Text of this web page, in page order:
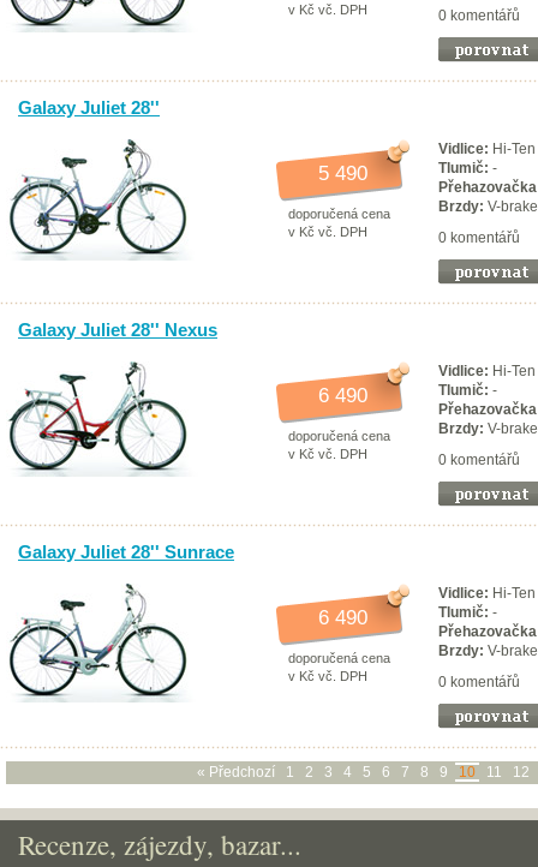
v Kč vč. DPH
0 komentářů
Galaxy Juliet 28''
5 490
doporučená cena
v Kč vč. DPH
Vidlice: Hi-Ten
Tlumič: -
Brzdy: V-
0 komentářů
Galaxy Juliet 28'' Nexus
6 490
doporučená cena
v Kč vč. DPH
Vidlice: Hi-Ten
Tlumič: -
Brzdy: V-
0 komentářů
Galaxy Juliet 28'' Sunrace
6 490
doporučená cena
v Kč vč. DPH
Vidlice: Hi-Ten
Tlumič: -
Brzdy: V-
0 komentářů
« Předchozí 1 2 3 4 5 6 7 8 9 10 11 12
Recenze, zájezdy, bazar...